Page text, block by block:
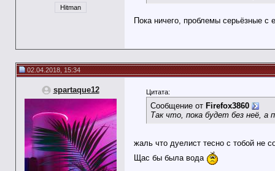
Hitman
Пока ничего, проблемы серьёзные с
02.04.2018, 15:34
spartaque12 Цитата:
Сообщение от Firefox3860
Так что, пока будет без неё, а
жаль что дуелист тесно с тобой не
Щас бы была вода